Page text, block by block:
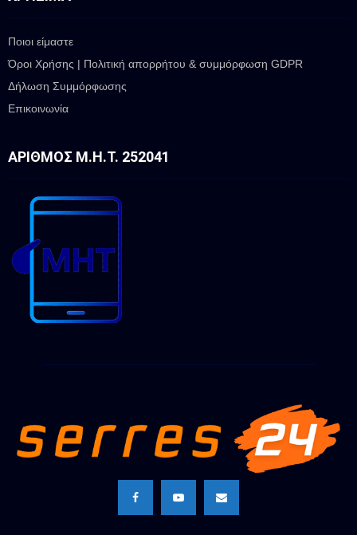
Ποιοι είμαστε
Όροι Χρήσης | Πολιτική απορρήτου & συμμόρφωση GDPR
Δήλωση Συμμόρφωσης
Επικοινωνία
ΑΡΙΘΜΌΣ Μ.Η.Τ. 252041